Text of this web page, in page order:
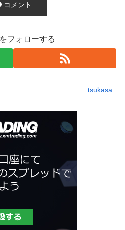
コメント
フォローする
tsukasa